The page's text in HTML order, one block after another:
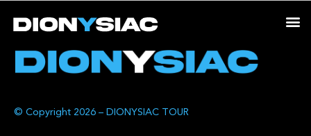
© Copyright 2026 – DIONYSIAC TOUR